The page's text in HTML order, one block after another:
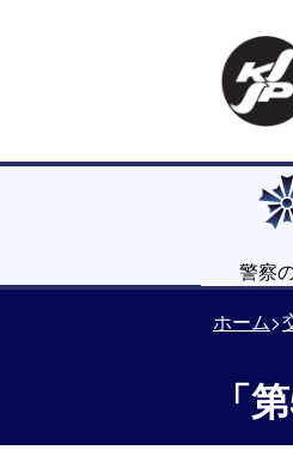
警察
ホーム
「